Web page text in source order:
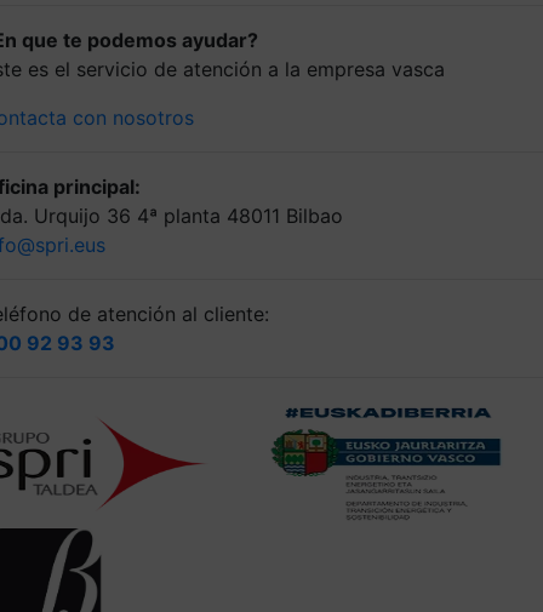
que te podemos ayudar?
es el servicio de atención a la empresa vasca
con nosotros
principal:
Urquijo 36 4ª planta 48011 Bilbao
de atención al cliente:
92 93 93